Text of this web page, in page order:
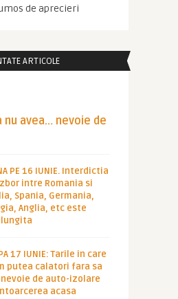
de aprecieri
ARTICOLE
nu avea… nevoie de
PE 16 IUNIE. Interdictia
intre Romania si
Spania, Germania,
Anglia, etc este
17 IUNIE: Tarile in care
putea calatori fara sa
de auto-izolare
acasa